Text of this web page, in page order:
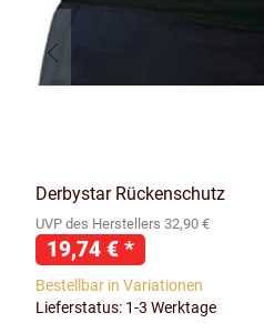
Derbystar Rückenschutz
UVP des Herstellers 32,90 €
19,74 € *
Bestellbar in Variationen
Lieferstatus: 1-3 Werktage